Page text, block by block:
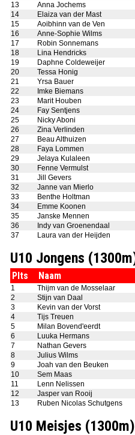
13
Anna Jochems
14
Elaiza van der Mast
15
Aoibhinn van de Ven
16
Anne-Sophie Wilms
17
Robin Sonnemans
18
Lina Hendricks
19
Daphne Coldeweijer
20
Tessa Honig
21
Yrsa Bauer
22
Imke Biemans
23
Marit Houben
24
Fay Sentjens
25
Nicky Aboni
26
Zina Verlinden
27
Beau Althuizen
28
Faya Lommen
29
Jelaya Kulaleen
30
Fenne Vermulst
31
Jill Gevers
32
Janne van Mierlo
33
Benthe Holtman
34
Emme Koonen
35
Janske Mennen
36
Indy van Groenendaal
37
Laura van der Heijden
U10 Jongens
Plts Naam
1
Thijm van de Mosselaar
2
Stijn van Daal
3
Kevin van der Vorst
4
Tijs Treuen
5
Milan Bovend'eerdt
6
Luuka Hermans
7
Nathan Gevers
8
Julius Wilms
9
Joah van den Beuken
10
Sem Maas
11
Lenn Nelissen
12
Jasper van Rooij
13
Ruben Nicolas Schutgens
U10 Meisjes (1300m)